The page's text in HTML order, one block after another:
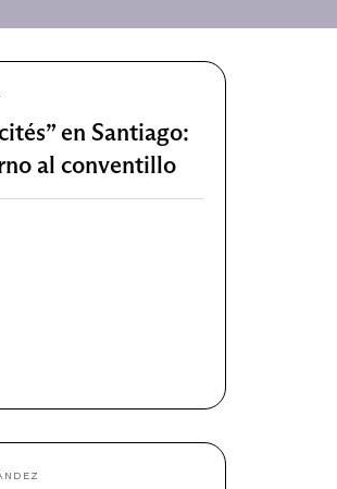
en Santiago:
al conventillo